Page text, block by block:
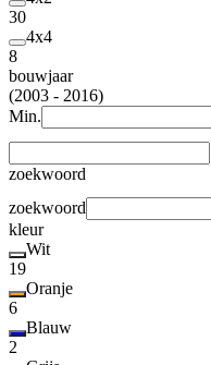
30
4x4
8
bouwjaar
(2003 - 2016)
Min.
zoekwoord
zoekwoord
kleur
Wit
19
Oranje
6
Blauw
2